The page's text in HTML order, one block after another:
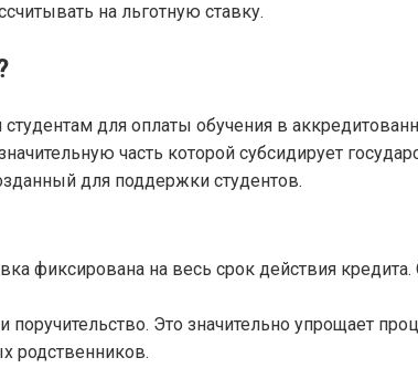
на льготную ставку.
для оплаты обучения в
часть которой субсидирует
для поддержки студентов.
фиксирована на весь срок действия
поручительство. Это значительно упрощает
родственников.